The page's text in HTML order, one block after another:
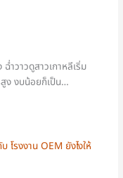
ำวาวดูสาวเกาหลีเริ่ม
ง งบน้อยก็เป็น…